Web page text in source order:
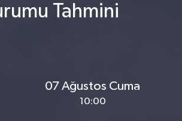
Tahmini
07 Ağustos Cuma
10:00